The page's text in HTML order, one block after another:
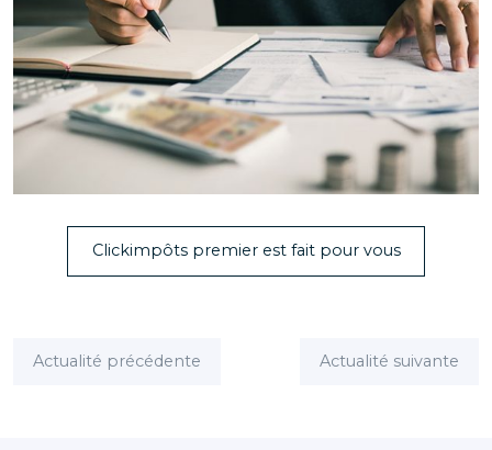
Clickimpôts premier est fait pour vous
Actualité précédente Actualité suivante